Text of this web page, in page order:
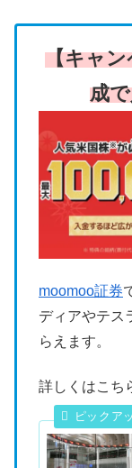
【キャン
成
moomoo証券
ディアやテス
らえます。
詳しくはこち